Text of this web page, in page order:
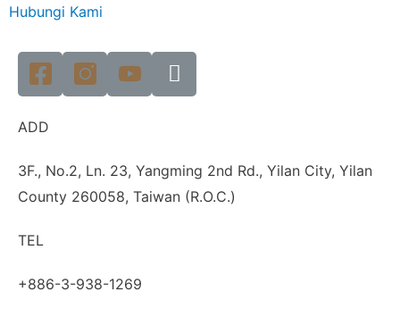
Hubungi Kami
ADD
3F., No.2, Ln. 23, Yangming 2nd Rd., Yilan City, Yilan
County 260058, Taiwan (R.O.C.)
TEL
+886-3-938-1269